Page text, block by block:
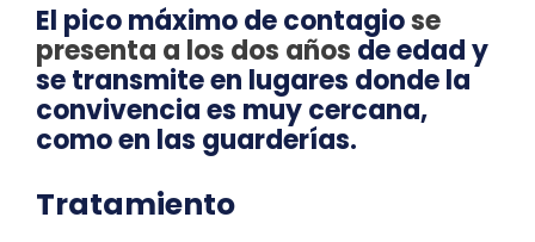
El pico máximo de contagiose
presenta a los dos años de edad y
se transmite en lugares donde la
convivencia es muy cercana,
como en las guarderías.
Tratamiento